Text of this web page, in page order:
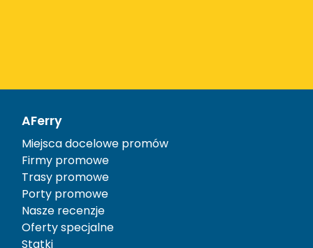
AFerry
Miejsca docelowe promów
Firmy promowe
Trasy promowe
Porty promowe
Nasze recenzje
Oferty specjalne
Statki